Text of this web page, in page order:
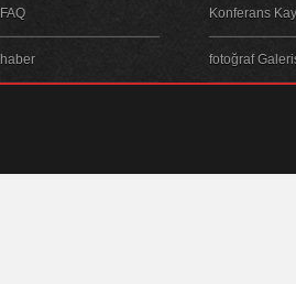
FAQ
haber
Konferans
fotoğraf